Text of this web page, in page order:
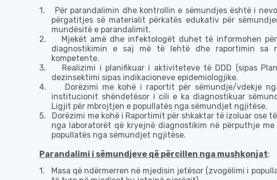
1.
Për parandalimin dhe kontrollin e sëmundjes është i
përgatitjes së materialit përkatës edukativ për
mundësitë e parandalimit.
2.
Mjekët amë dhe infektologët duhet të informohen
diagnostikimin e saj më të lehtë dhe raportimin sa
kompetente.
3.
Realizimi i planifikuar i aktiviteteve të DDD (sipas
dezinsektimi sipas indikacioneve epidemiologjike.
4.
Dorëzimi me kohë i raportit për sëmundje/vdekje
institucionit shëndetësor i cili e ka diagnostikuar
Ligjit për mbrojtjen e popullatës nga sëmundjet ngjitëse.
5.
Dorëzimi me kohë i Raportimit për shkaktar të izoluar ose
nga laboratorët që kryejnë diagnostikim në përputhje
popullatës nga sëmundjet ngjitëse.
Parandalimi i sëmundjeve që përcillen nga mushkonjat:
1.
Мasa që ndërmerren në mjedisin jetësor (zvogëlimi i